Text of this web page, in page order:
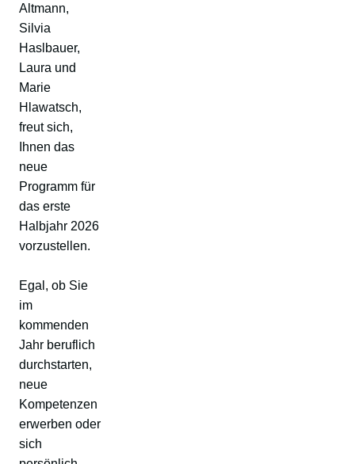
Altmann,
Silvia
Haslbauer,
Laura und
Marie
Hlawatsch,
freut sich,
Ihnen das
neue
Programm für
das erste
Halbjahr 2026
vorzustellen.
Egal, ob Sie
im
kommenden
Jahr beruflich
durchstarten,
neue
Kompetenzen
erwerben oder
sich